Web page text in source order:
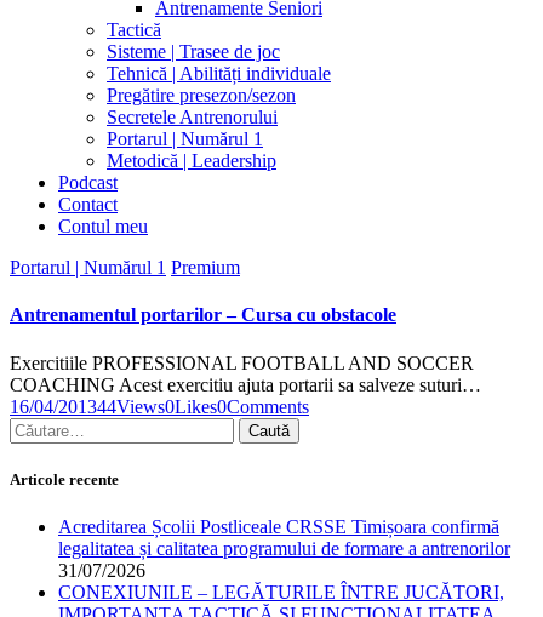
Antrenamente Seniori
Tactică
Sisteme | Trasee de joc
Tehnică | Abilități individuale
Pregătire presezon/sezon
Secretele Antrenorului
Portarul | Numărul 1
Metodică | Leadership
Podcast
Contact
Contul meu
facebook-
twitter-
dribble-
instagram
Portarul | Numărul 1 Premium
Antrenamentul portarilor – Cursa cu obstacole
Exercitiile PROFESSIONAL FOOTBALL AND SOCCER
COACHING Acest exercitiu ajuta portarii sa salveze suturi…
16/04/201344Views0Likes0Comments
Caută
după:
Articole recente
Acreditarea Școlii Postliceale CRSSE Timișoara confirmă
legalitatea și calitatea programului de formare a antrenorilor
31/07/2026
CONEXIUNILE – LEGĂTURILE ÎNTRE JUCĂTORI,